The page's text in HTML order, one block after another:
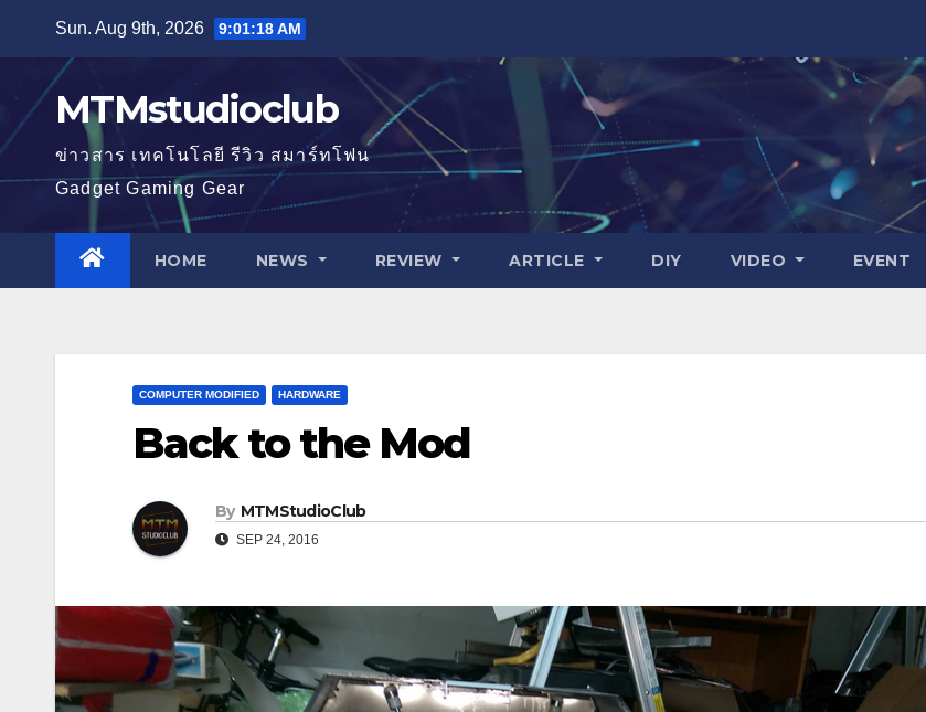
content
Sun. Aug 9th, 2026 9:01:20 AM
MTMstudioclub
ข่าวสาร เทคโนโลยี รีวิว สมาร์ทโฟน
Gadget Gaming Gear
HOME NEWS REVIEW ARTICLE DIY VIDEO EVENT
COMPUTER MODIFIED HARDWARE
Back to the Mod
By MTMStudioClub
SEP 24, 2016